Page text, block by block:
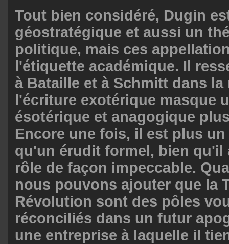
Tout bien considéré, Dugin
géostratégique et aussi un
politique, mais ces
l'étiquette académique. Il
à Bataille et à Schmitt dans la
l'écriture exotérique masque
ésotérique et anagogique
Encore une fois, il est plus
qu'un érudit formel, bien qu'il
rôle de façon impeccable.
nous pouvons ajouter que la
Révolution sont des pôles
réconciliés dans un futur
une entreprise à laquelle il